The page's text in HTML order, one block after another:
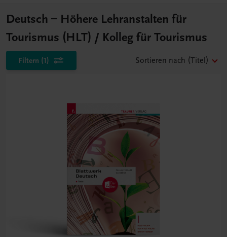
Deutsch – Höhere Lehranstalten für
Tourismus (HLT) / Kolleg für Tourismus
Filtern (1) Sortieren nach (Titel)